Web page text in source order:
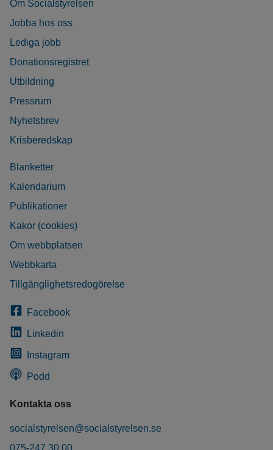
Om Socialstyrelsen
Jobba hos oss
Lediga jobb
Donationsregistret
Utbildning
Pressrum
Nyhetsbrev
Krisberedskap
Blanketter
Kalendarium
Publikationer
Kakor (cookies)
Om webbplatsen
Webbkarta
Tillgänglighetsredogörelse
Facebook
Linkedin
Instagram
Podd
Kontakta oss
socialstyrelsen@socialstyrelsen.se
075-247 30 00